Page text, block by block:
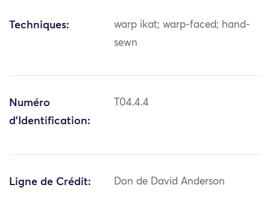
Techniques:
warp ikat; warp-faced; hand-
sewn
Numéro
d'Identification:
T04.4.4
Ligne de Crédit: Don de David Anderson